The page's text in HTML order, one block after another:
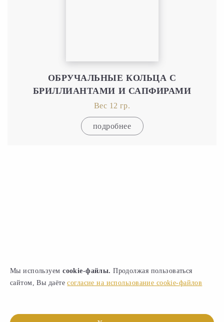
ОБРУЧАЛЬНЫЕ КОЛЬЦА С
БРИЛЛИАНТАМИ И САПФИРАМИ
Вес 12 гр.
подробнее
Мы используемcookie-файлы. Продолжая пользоваться
сайтом, Вы даётесогласие на использование cookie-файлов